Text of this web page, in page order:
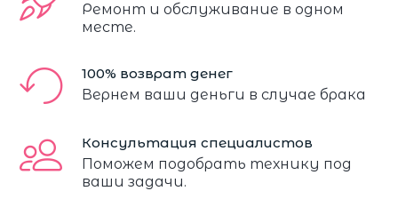
Ремонт и обслуживание в одном
месте.
100% возврат денег
Вернем ваши деньги в случае брака
Консультация специалистов
Поможем подобрать технику под
ваши задачи.